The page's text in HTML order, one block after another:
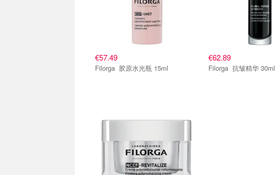
€57.49
Filorga 胶原水光瓶 15ml
€62.89
Filorga 抗皱精华 30ml